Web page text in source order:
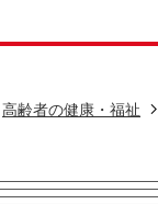
高齢者の健康・福祉